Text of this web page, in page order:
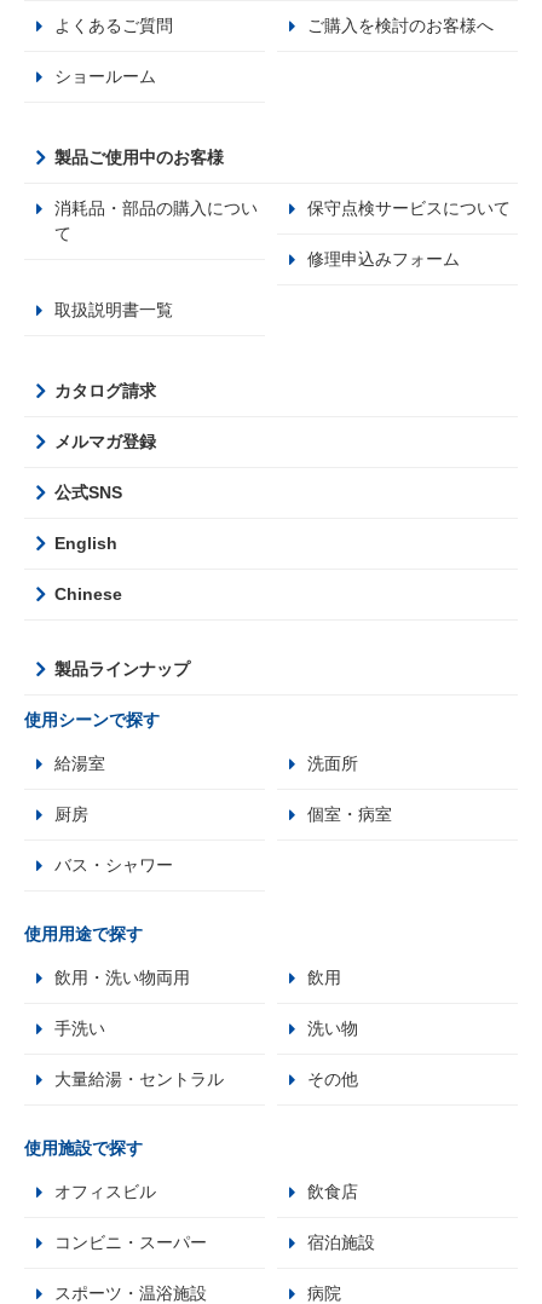
よくあるご質問 ご購入を検討のお客様へ
ショールーム
製品ご使用中のお客様
消耗品・部品の購入につい
て
保守点検サービスについて
修理申込みフォーム
取扱説明書一覧
カタログ請求
メルマガ登録
公式SNS
English
Chinese
製品ラインナップ
使用シーンで探す
給湯室 洗面所
厨房 個室・病室
バス・シャワー
使用用途で探す
飲用・洗い物両用 飲用
手洗い 洗い物
大量給湯・セントラル その他
使用施設で探す
オフィスビル 飲食店
コンビニ・スーパー 宿泊施設
スポーツ・温浴施設 病院